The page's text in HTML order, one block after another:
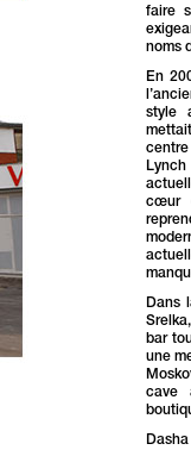
faire
noms
En
style
cœur
Dans
bar
une
cave